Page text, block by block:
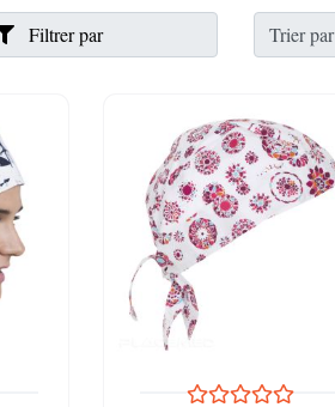
Filtrer par Trier par